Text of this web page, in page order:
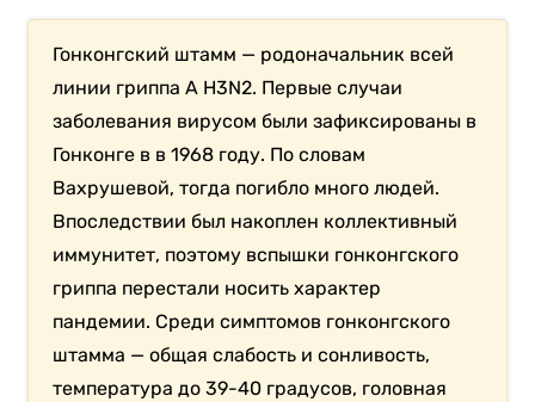
Гонконгский штамм — родоначальник всей
линии гриппа А H3N2. Первые случаи
заболевания вирусом были зафиксированы в
Гонконге в в 1968 году. По словам
Вахрушевой, тогда погибло много людей.
Впоследствии был накоплен коллективный
иммунитет, поэтому вспышки гонконгского
гриппа перестали носить характер
пандемии. Среди симптомов гонконгского
штамма — общая слабость и сонливость,
температура до 39-40 градусов, головная